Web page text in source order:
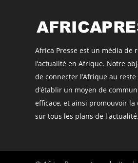
Africa Presse est un média de
l’actualité en Afrique. Notre
de connecter l’Afrique au
d’établir un moyen de
efficace, et ainsi promouvoir
sur tous les plans de l'actualité.